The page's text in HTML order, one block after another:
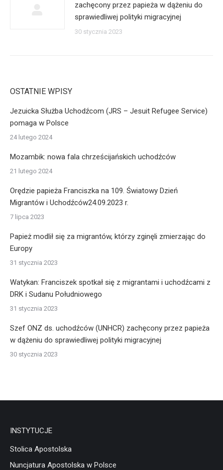
zachęcony przez papieża w dążeniu do
sprawiedliwej polityki migracyjnej
30 stycznia 2023
OSTATNIE WPISY
Jezuicka Służba Uchodźcom (JRS – Jesuit Refugee Service)
pomaga w Polsce
24 lutego 2024
Mozambik: nowa fala chrześcijańskich uchodźców
21 lutego 2024
Orędzie papieża Franciszka na 109. Światowy Dzień
Migrantów i Uchodźców24.09.2023 r.
7 lipca 2023
Papież modlił się za migrantów, którzy zginęli zmierzając do
Europy
31 stycznia 2023
Watykan: Franciszek spotkał się z migrantami i uchodźcami z
DRK i Sudanu Południowego
31 stycznia 2023
Szef ONZ ds. uchodźców (UNHCR) zachęcony przez papieża
w dążeniu do sprawiedliwej polityki migracyjnej
30 stycznia 2023
INSTYTUCJE
Stolica Apostolska
Nuncjatura Apostolska w Polsce